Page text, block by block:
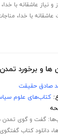
و نیاز عاشقانه با خدا،
عاشقانه با خدا،
ها و برخورد
صادق حقیقت
کتاب‌های علوم
گفت و گوی تمدن
،دانلود کتاب